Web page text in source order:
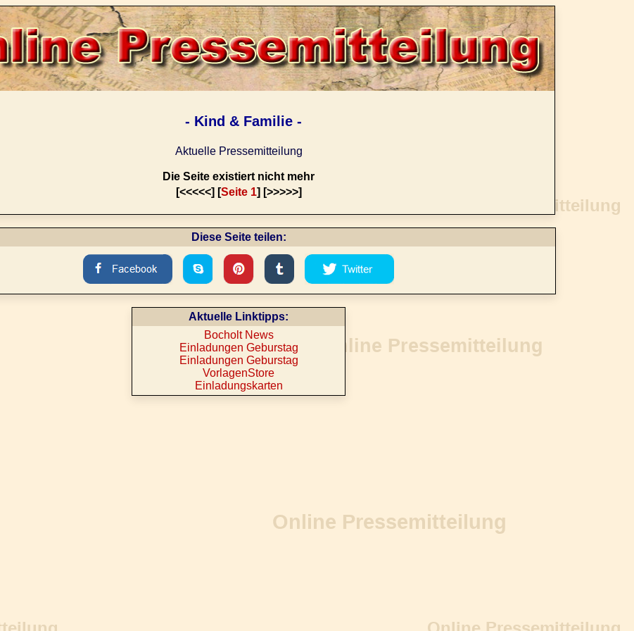
- Kind & Familie -
Aktuelle Pressemitteilung
Die Seite existiert nicht mehr
[<<<<<] [Seite 1] [>>>>>]
Diese Seite teilen:
Aktuelle Linktipps:
Bocholt News
Einladungen Geburstag
Einladungen Geburstag
VorlagenStore
Einladungskarten